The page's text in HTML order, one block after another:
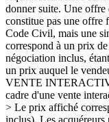
donner suite. Une offre
constitue pas une offre
Code Civil, mais une
correspond à un prix
négociation inclus,
un prix auquel le
VENTE
cadre d'une vente
> Le prix affiché